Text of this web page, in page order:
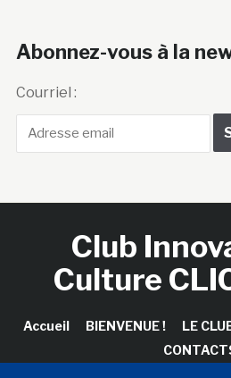
Abonnez-vous à la
Courriel :
Club
Culture
Accueil BIENVENUE ! LE